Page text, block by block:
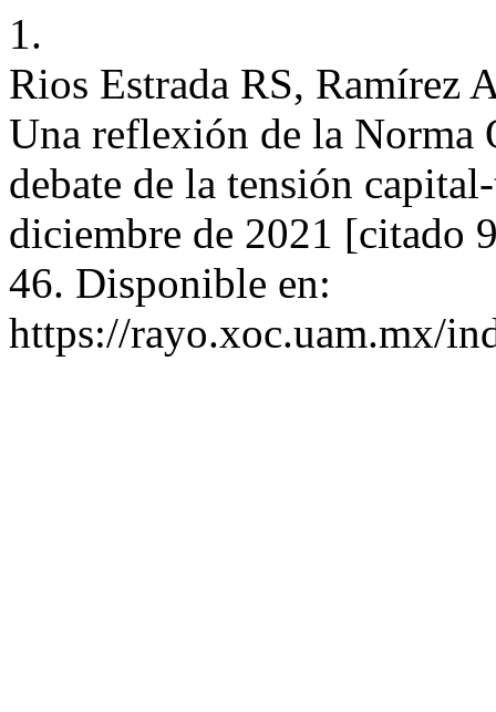
1.
Rios Estrada RS, Ramírez
Una reflexión de la
debate de la tensión
diciembre de 2021 [citado
46. Disponible en:
https://rayo.xoc.uam.mx/